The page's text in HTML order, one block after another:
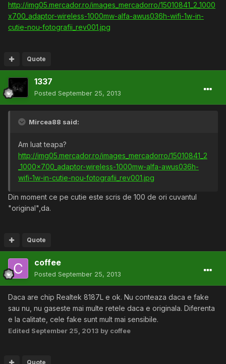
http://img05.mercador.ro/images_mercadorro/15010841_2_1000
x700_adaptor-wireless-1000mw-alfa-awus036h-wifi-1w-in-
cutie-nou-fotografii_rev001.jpg
Quote
1337
Posted September 25, 2013
Mircea88 said:
Am luat teapa?
http://img05.mercador.ro/images_mercadorro/15010841_2
_1000x700_adaptor-wireless-1000mw-alfa-awus036h-
wifi-1w-in-cutie-nou-fotografii_rev001.jpg
Din moment ce pe cutie este scris de 100 de ori cuvantul
"original",da.
Quote
coffee
Posted September 25, 2013
Daca are chip Realtek 8187L e ok. Nu conteaza daca e fake
sau nu, nu gaseste mai multe retele daca e originala. Diferenta
e la calitate, cele fake sunt mult mai sensibile.
Edited September 25, 2013 by coffee
Quote